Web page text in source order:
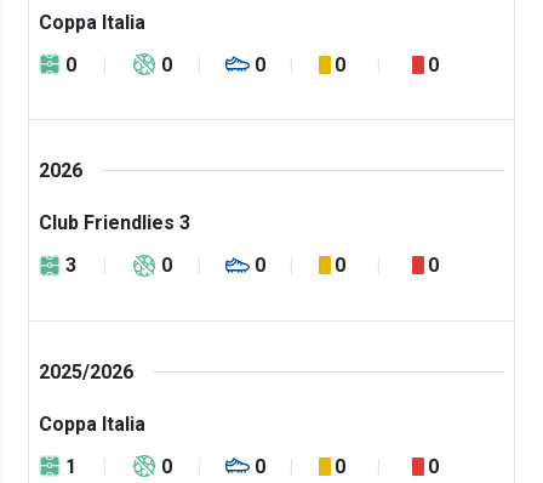
Coppa Italia
0
0 0 0 0
2026
Club Friendlies 3
3
0 0 0 0
2025/2026
Coppa Italia
1
0 0 0 0